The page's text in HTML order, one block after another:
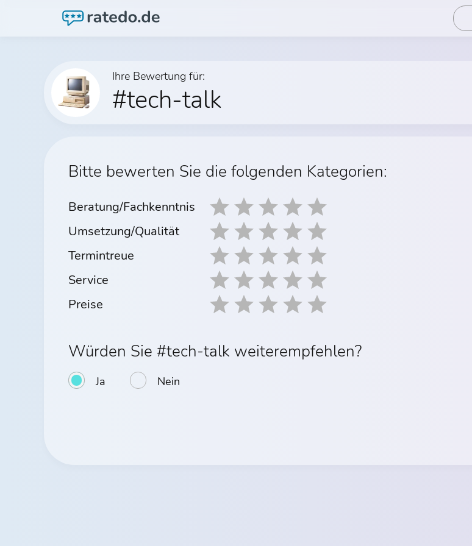
Ihre Bewertung für:
#tech-talk
Bitte bewerten Sie die folgenden Kategorien:
Beratung/Fachkenntnis
Umsetzung/Qualität
Termintreue
Service
Preise
Würden Sie #tech-talk weiterempfehlen?
Ja Nein